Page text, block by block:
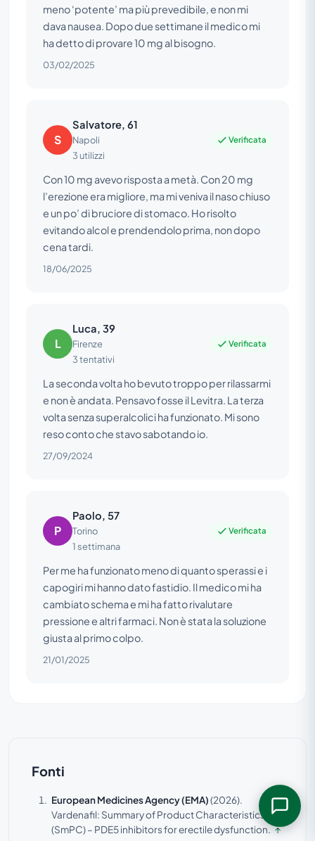
meno ‘potente’ ma più prevedibile, e non mi
dava nausea. Dopo due settimane il medico mi
ha detto di provare 10 mg al bisogno.
03/02/2025
S
Salvatore, 61
Napoli
3 utilizzi
Verificata
Con 10 mg avevo risposta a metà. Con 20 mg
l’erezione era migliore, ma mi veniva il naso chiuso
e un po’ di bruciore di stomaco. Ho risolto
evitando alcol e prendendolo prima, non dopo
cena tardi.
18/06/2025
L
Luca, 39
Firenze
3 tentativi
Verificata
La seconda volta ho bevuto troppo per rilassarmi
e non è andata. Pensavo fosse il Levitra. La terza
volta senza superalcolici ha funzionato. Mi sono
reso conto che stavo sabotando io.
27/09/2024
P
Paolo, 57
Torino
1 settimana
Verificata
Per me ha funzionato meno di quanto sperassi e i
capogiri mi hanno dato fastidio. Il medico mi ha
cambiato schema e mi ha fatto rivalutare
pressione e altri farmaci. Non è stata la soluzione
giusta al primo colpo.
21/01/2025
Fonti
European Medicines Agency (EMA)(2026).
Vardenafil: Summary of Product Characteristics
(SmPC) – PDE5 inhibitors for erectile dysfunction. ↑